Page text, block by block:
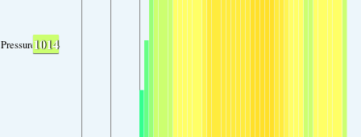
Pressure1014